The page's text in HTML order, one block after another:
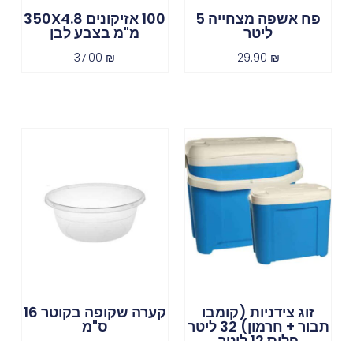
פח אשפה מצחייה 5
ליטר
29.90 ₪
100 אזיקונים 350X4.8
מ"מ בצבע לבן
37.00 ₪
זוג צידניות (קומבו
תבור + חרמון) 32 ליטר
קערה שקופה בקוטר 16
ס"מ